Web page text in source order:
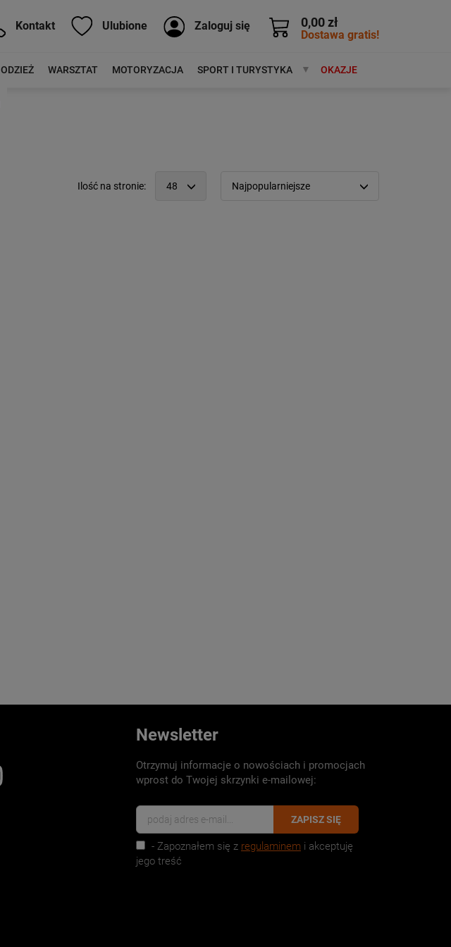
0,00 zł
Dostawa gratis!
Kontakt Ulubione Zaloguj się
ODZIEŻ WARSZTAT MOTORYZACJA SPORT I TURYSTYKA MARKIOKAZJE
Ilość na stronie: 48 Najpopularniejsze
Newsletter
Otrzymuj informacje o nowościach i promocjach
wprost do Twojej skrzynki e-mailowej:
ZAPISZ SIĘ
- Zapoznałem się z regulaminem i akceptuję
jego treść